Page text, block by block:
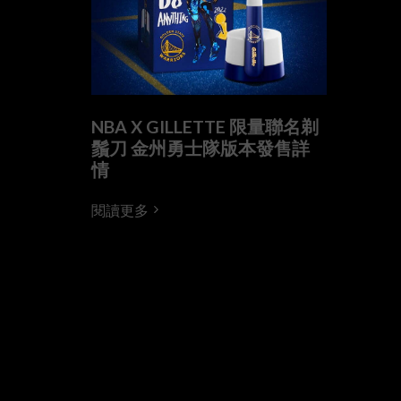
NBA X GILLETTE 限量聯名剃
鬚刀 金州勇士隊版本發售詳
情
閱讀更多